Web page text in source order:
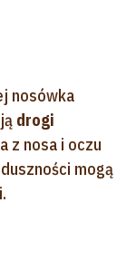
nosówka
drogi
z nosa i oczu
mogą